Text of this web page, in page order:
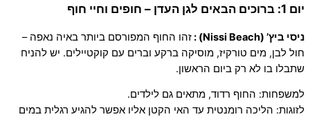
יום 1: ברוכים הבאים לגן העדן – חופים וחיי חוף
ניסי ביץ’ (Nissi Beach) :
זהו החוף המפורסם ביותר באיה נאפה –
חול לבן, מים טורקיז, מוסיקה ברקע וברים עם קוקטיילים. יש להניח
שתבלו בו לא רק ביום הראשון.
למשפחות: החוף רדוד, מתאים גם לילדים.
לזוגות: הליכה רומנטית עד האי הקטן אליו אפשר להגיע רגלית במים